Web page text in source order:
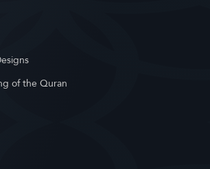
of the Quran